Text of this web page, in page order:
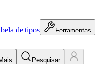
de tipos Ferramentas
Mais Pesquisar